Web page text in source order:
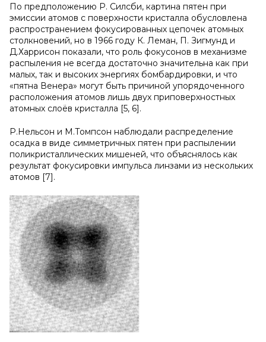
По предположению Р. Силсби, картина пятен при
эмиссии атомов с поверхности кристалла обусловлена
распространением фокусированных цепочек атомных
столкновений, но в 1966 году К. Леман, П. Зигмунд и
Д.Харрисон показали, что роль фокусонов в механизме
распыления не всегда достаточно значительна как при
малых, так и высоких энергиях бомбардировки, и что
«пятна Венера» могут быть причиной упорядоченного
расположения атомов лишь двух приповерхностных
атомных слоёв кристалла [5, 6].
Р.Нельсон и М.Томпсон наблюдали распределение
осадка в виде симметричных пятен при распылении
поликристаллических мишеней, что объяснялось как
результат фокусировки импульса линзами из нескольких
атомов [7].